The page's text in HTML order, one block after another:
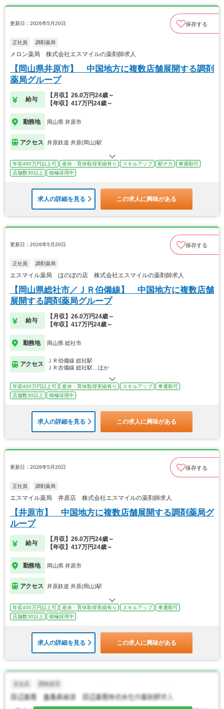
更新日：2026年5月20日 保存する
正社員 調剤薬局
メロン薬局 株式会社エスマイルの薬剤師求人
【岡山県井原市】 中国地方に複数店舗展開する調剤
薬局グループ
給与
【月収】26.0万円24歳～
【年収】417万円24歳～
勤務地 岡山県 井原市
アクセス 井原鉄道 井原(岡山)駅
年収400万円以上可 産休・育休取得実績有り スキルアップ 駅チカ
車通勤可
店舗数30以上
積極採用中
求人の詳細を見る この求人に興味がある
更新日：2026年5月20日 保存する
正社員 調剤薬局
エスマイル薬局 ほのぼの店 株式会社エスマイルの薬剤師求人
【岡山県総社市／ＪＲ伯備線】 中国地方に複数店舗
展開する調剤薬局グループ
給与
【月収】26.0万円24歳～
【年収】417万円24歳～
勤務地 岡山県 総社市
アクセス
ＪＲ伯備線 総社駅
ＪＲ吉備線 総社駅…ほか
年収400万円以上可 産休・育休取得実績有り スキルアップ
車通勤可
店舗数30以上
積極採用中
求人の詳細を見る この求人に興味がある
更新日：2026年5月20日 保存する
正社員 調剤薬局
エスマイル薬局 井原店 株式会社エスマイルの薬剤師求人
【井原市】 中国地方に複数店舗展開する調剤薬局グ
ループ
給与
【月収】26.0万円24歳～
【年収】417万円24歳～
勤務地 岡山県 井原市
アクセス 井原鉄道 井原(岡山)駅
年収400万円以上可 産休・育休取得実績有り スキルアップ
車通勤可
店舗数30以上
積極採用中
求人の詳細を見る この求人に興味がある